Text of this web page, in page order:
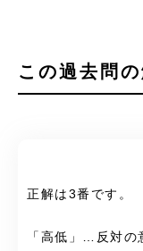
この過去問
正解は3番です。
「高低」…反対の